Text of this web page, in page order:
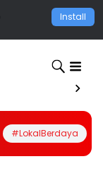
Install
#LokalBerdaya